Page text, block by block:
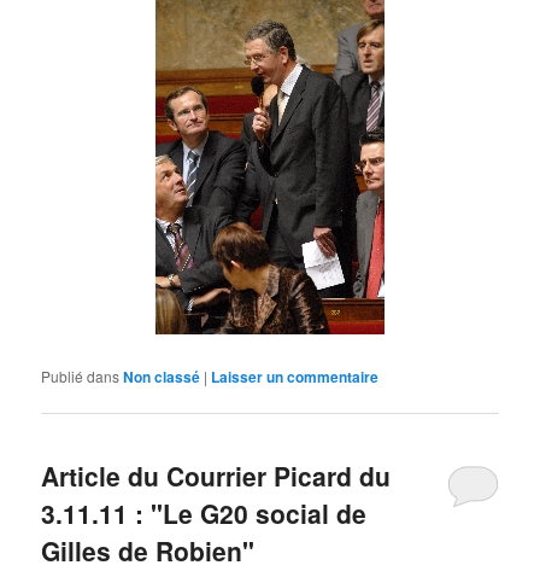
Publié dansNon classé | Laisser un commentaire
Article du Courrier Picard du
3.11.11 : "Le G20 social de
Gilles de Robien"